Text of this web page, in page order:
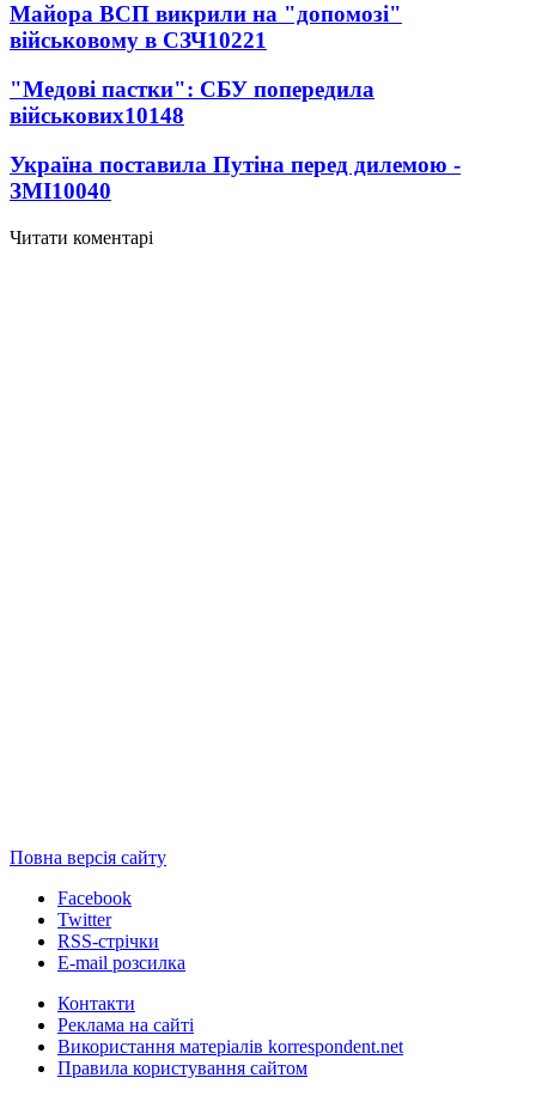
Майора ВСП викрили на "допомозі"
військовому в СЗЧ10221
"Медові пастки": СБУ попередила
військових10148
Україна поставила Путіна перед дилемою -
ЗМІ10040
Читати коментарі
Повна версія сайту
Facebook
Twitter
RSS-стрічки
E-mail розсилка
Контакти
Реклама на сайті
Використання матеріалів korrespondent.net
Правила користування сайтом